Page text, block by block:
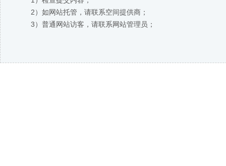
2）如网站托管，请联系空间提供商；
3）普通网站访客，请联系网站管理员；